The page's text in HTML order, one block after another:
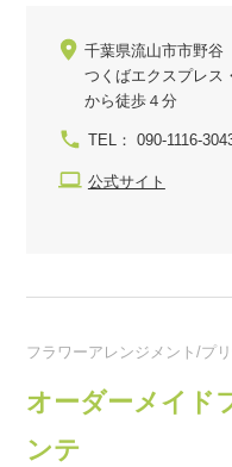
千葉県流山市市野谷
つくばエクスプレス
から徒歩４分
TEL： 090-1116-
公式サイト
フラワーアレンジメント/プ
オーダーメイ
ンテ